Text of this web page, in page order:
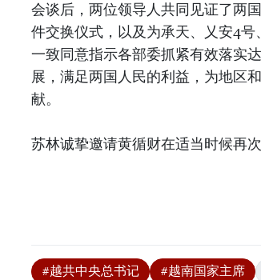
会谈后，两位领导人共同见证了两
件交换仪式，以及为承天、乂安4号
一致同意指示各部委抓紧有效落实
展，满足两国人民的利益，为地区
献。
苏林诚挚邀请黄循财在适当时候再
#越共中央总书记 #越南国家主席